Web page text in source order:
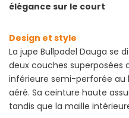
élégance sur le court
Design et style
La jupe Bullpadel Dauga se
deux couches superposées
inférieure semi-perforée au
aéré. Sa ceinture haute
tandis que la maille